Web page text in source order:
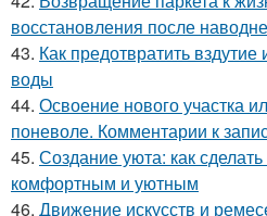
восстановления после
43. Как предотвратить
воды
44. Освоение нового участка
поневоле. Комментарии к
45. Создание уюта: как
комфортным и уютным
46. Движение искусств и